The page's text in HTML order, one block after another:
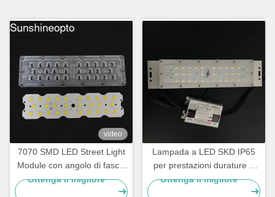
video
7070 SMD LED Street Light
Module con angolo di fascio
di 158x103 gradi e 5050
Ottenga il migliore
Lampada a LED SKD IP65
per prestazioni durature e
affidabili
Ottenga il migliore